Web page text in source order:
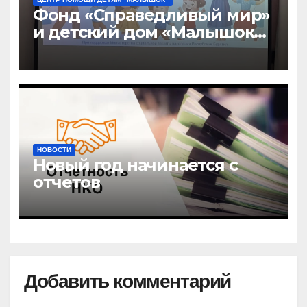
Фонд «Справедливый мир»
и детский дом «Малышок»
открыли центр новых
возможностей «УРАГШАА»
НОВОСТИ
Новый год начинается с
отчетов
Добавить комментарий